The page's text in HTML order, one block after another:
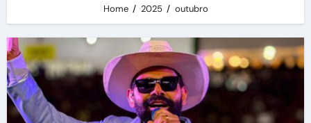
Home 2025 outubro